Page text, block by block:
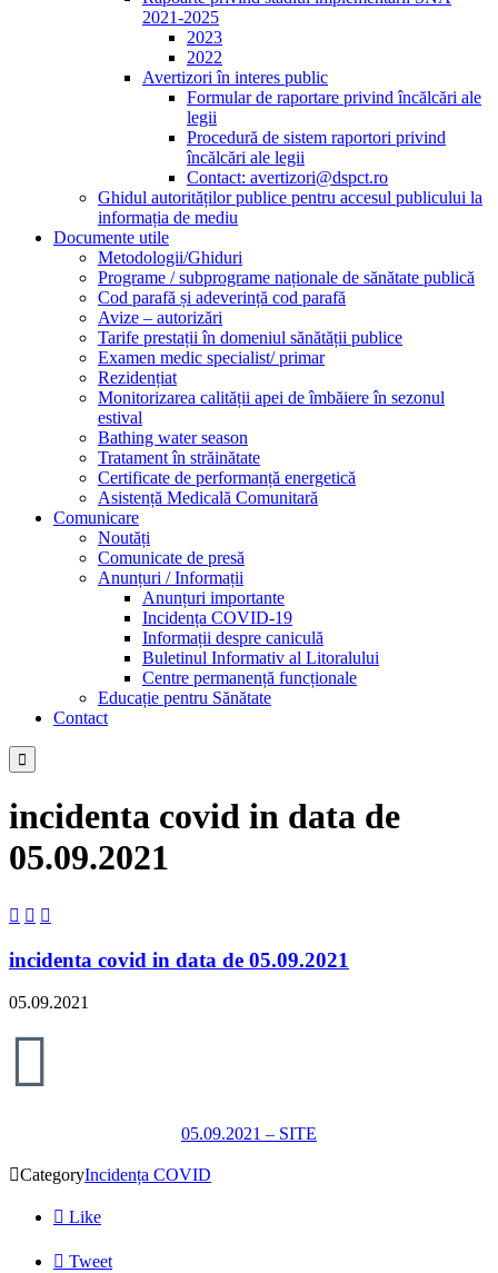
2021-2025
2023
2022
Avertizori în interes public
Formular de raportare privind încălcări ale
legii
Procedură de sistem raportori privind
încălcări ale legii
Contact: avertizori@dspct.ro
Ghidul autorităților publice pentru accesul publicului la
informația de mediu
Documente utile
Metodologii/Ghiduri
Programe / subprograme naționale de sănătate publică
Cod parafă și adeverință cod parafă
Avize – autorizări
Tarife prestații în domeniul sănătății publice
Examen medic specialist/ primar
Rezidențiat
Monitorizarea calității apei de îmbăiere în sezonul
estival
Bathing water season
Tratament în străinătate
Certificate de performanță energetică
Asistență Medicală Comunitară
Comunicare
Noutăți
Comunicate de presă
Anunțuri / Informații
Anunțuri importante
Incidența COVID-19
Informații despre caniculă
Buletinul Informativ al Litoralului
Centre permanență funcționale
Educație pentru Sănătate
Contact

incidenta covid in data de
05.09.2021
  
incidenta covid in data de 05.09.2021
05.09.2021

05.09.2021 – SITE
CategoryIncidența COVID
 Like
 Tweet